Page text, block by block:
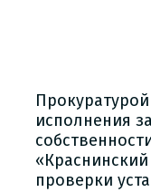
исполнения
проверки